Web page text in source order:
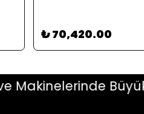
₺ 70,420.00
Büyük